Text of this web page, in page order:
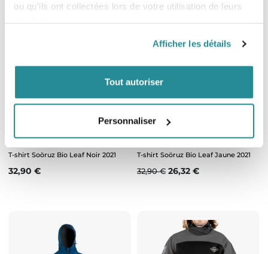
ou qu'ils ont collectées lors de votre utilisation de leurs
Afficher les détails
Tout autoriser
Personnaliser
T-shirt Soöruz Bio Leaf Noir 2021
Prix
32,90 €
-20%
Epuisé
T-shirt Soöruz Bio Leaf Jaune 2021
Prix de base
32,90 € Prix
26,32 €